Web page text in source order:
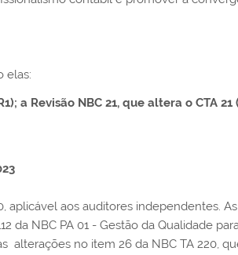
elas:
a Revisão NBC 21, que altera o CTA
aplicável aos auditores independentes.
da NBC PA 01 - Gestão da Qualidade
alterações no item 26 da NBC TA 220,